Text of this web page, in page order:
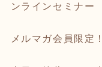
ンラインセミナー
メルマガ会員限定！